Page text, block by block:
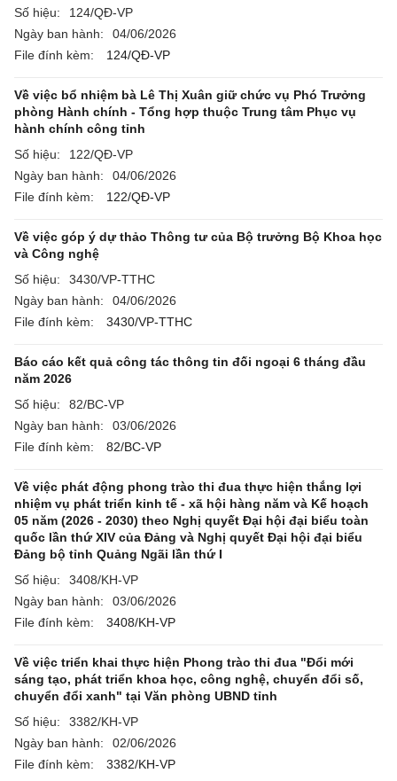
Số hiệu:
124/QĐ-VP
Ngày ban hành:
04/06/2026
File đính kèm:
124/QĐ-VP
Về việc bổ nhiệm bà Lê Thị Xuân giữ chức vụ Phó Trưởng
phòng Hành chính - Tổng hợp thuộc Trung tâm Phục vụ
hành chính công tỉnh
Số hiệu:
122/QĐ-VP
Ngày ban hành:
04/06/2026
File đính kèm:
122/QĐ-VP
Về việc góp ý dự thảo Thông tư của Bộ trưởng Bộ Khoa học
và Công nghệ
Số hiệu:
3430/VP-TTHC
Ngày ban hành:
04/06/2026
File đính kèm:
3430/VP-TTHC
Báo cáo kết quả công tác thông tin đối ngoại 6 tháng đầu
năm 2026
Số hiệu:
82/BC-VP
Ngày ban hành:
03/06/2026
File đính kèm:
82/BC-VP
Về việc phát động phong trào thi đua thực hiện thắng lợi
nhiệm vụ phát triển kinh tế - xã hội hàng năm và Kế hoạch
05 năm (2026 - 2030) theo Nghị quyết Đại hội đại biểu toàn
quốc lần thứ XIV của Đảng và Nghị quyết Đại hội đại biểu
Đảng bộ tỉnh Quảng Ngãi lần thứ I
Số hiệu:
3408/KH-VP
Ngày ban hành:
03/06/2026
File đính kèm:
3408/KH-VP
Về việc triển khai thực hiện Phong trào thi đua "Đổi mới
sáng tạo, phát triển khoa học, công nghệ, chuyển đổi số,
chuyển đổi xanh" tại Văn phòng UBND tỉnh
Số hiệu:
3382/KH-VP
Ngày ban hành:
02/06/2026
File đính kèm:
3382/KH-VP